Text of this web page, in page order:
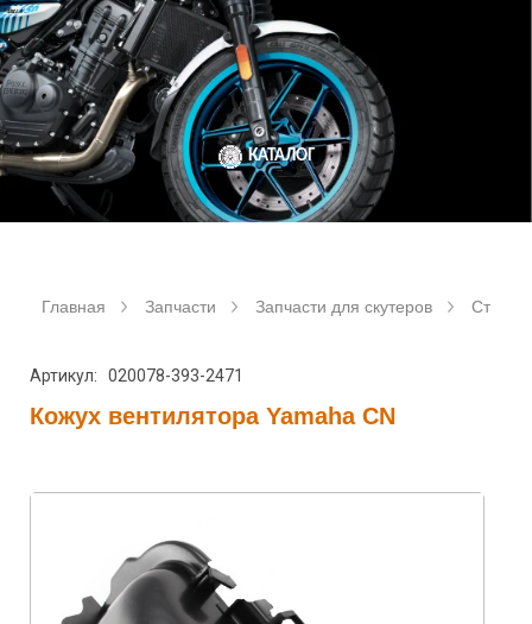
КАТАЛОГ
Главная Запчасти Запчасти для скутеров
Артикул: 020078-393-2471
Кожух вентилятора Yamaha CN